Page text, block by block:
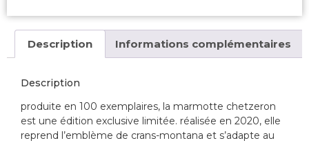
Description Informations complémentaires
Description
produite en 100 exemplaires, la marmotte chetzeron
est une édition exclusive limitée. réalisée en 2020, elle
reprend l’emblème de crans-montana et s’adapte au